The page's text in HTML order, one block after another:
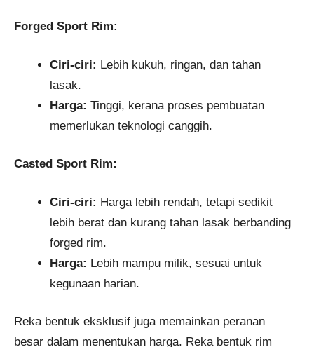
Forged Sport Rim:
Ciri-ciri: Lebih kukuh, ringan, dan tahan
lasak.
Harga: Tinggi, kerana proses pembuatan
memerlukan teknologi canggih.
Casted Sport Rim:
Ciri-ciri: Harga lebih rendah, tetapi sedikit
lebih berat dan kurang tahan lasak berbanding
forged rim.
Harga: Lebih mampu milik, sesuai untuk
kegunaan harian.
Reka bentuk eksklusif juga memainkan peranan
besar dalam menentukan harga. Reka bentuk rim